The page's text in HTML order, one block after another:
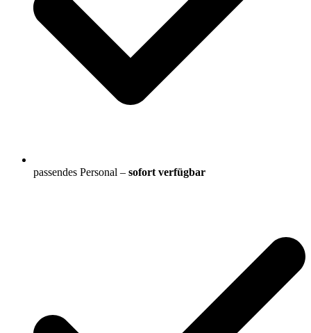
passendes Personal – sofort verfügbar